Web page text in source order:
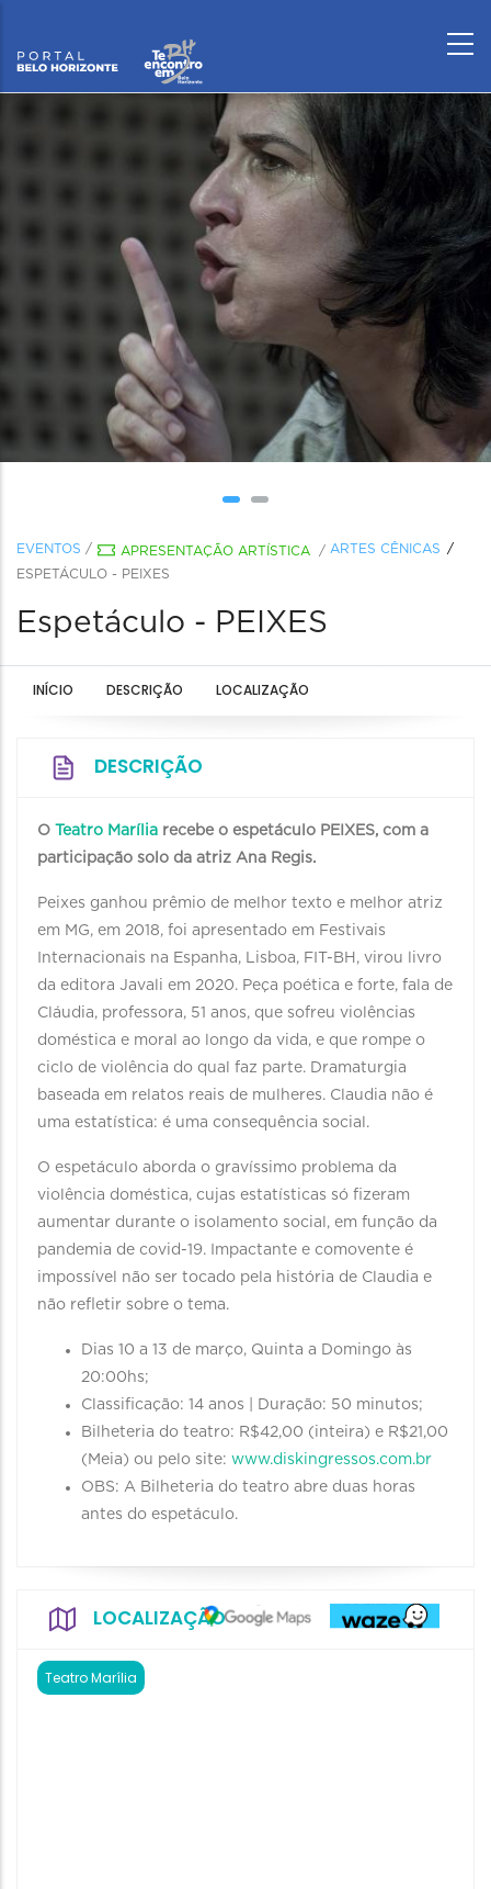
EVENTOS / APRESENTAÇÃO ARTÍSTICA / ARTES CÊNICAS
ESPETÁCULO - PEIXES
Espetáculo - PEIXES
INÍCIO DESCRIÇÃO LOCALIZAÇÃO
DESCRIÇÃO
O Teatro Marília recebe o espetáculo PEIXES, com a
participação solo da atriz Ana Regis.
Peixes ganhou prêmio de melhor texto e melhor atriz
em MG, em 2018, foi apresentado em Festivais
Internacionais na Espanha, Lisboa, FIT-BH, virou livro
da editora Javali em 2020. Peça poética e forte, fala de
Cláudia, professora, 51 anos, que sofreu violências
doméstica e moral ao longo da vida, e que rompe o
ciclo de violência do qual faz parte. Dramaturgia
baseada em relatos reais de mulheres. Claudia não é
uma estatística: é uma consequência social.
O espetáculo aborda o gravíssimo problema da
violência doméstica, cujas estatísticas só fizeram
aumentar durante o isolamento social, em função da
pandemia de covid-19. Impactante e comovente é
impossível não ser tocado pela história de Claudia e
não refletir sobre o tema.
Dias 10 a 13 de março, Quinta a Domingo às
20:00hs;
Classificação: 14 anos | Duração: 50 minutos;
Bilheteria do teatro: R$42,00 (inteira) e R$21,00
(Meia) ou pelo site: www.diskingressos.com.br
OBS: A Bilheteria do teatro abre duas horas
antes do espetáculo.
LOCALIZAÇÃO
Teatro Marília